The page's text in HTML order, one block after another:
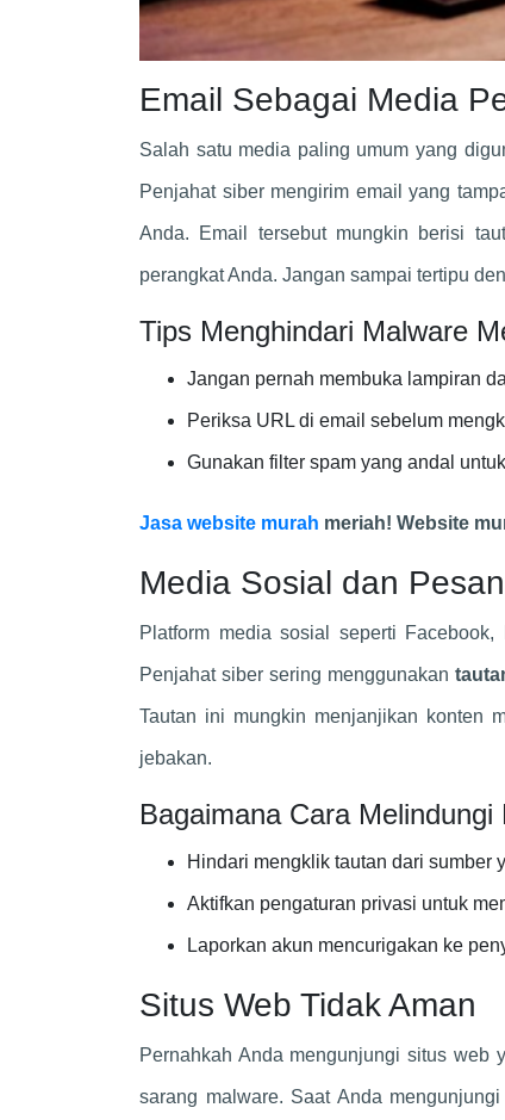
Email Sebagai Media
Salah satu media paling umum yang
Penjahat siber mengirim email yang
Anda. Email tersebut mungkin berisi
perangkat Anda. Jangan sampai tertipu
Tips Menghindari Malware
Jangan pernah membuka lampiran
Periksa URL di email sebelum
Gunakan filter spam yang andal
Jasa website murah meriah! Website
Media Sosial dan
Platform media sosial seperti
Penjahat siber sering menggunakan
Tautan ini mungkin menjanjikan konten
jebakan.
Bagaimana Cara Melindungi
Hindari mengklik tautan dari sumber
Aktifkan pengaturan privasi untuk
Laporkan akun mencurigakan ke
Situs Web Tidak Aman
Pernahkah Anda mengunjungi situs web
sarang malware. Saat Anda